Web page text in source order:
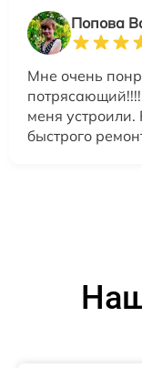
Попова
Мне очень
потрясающий!!!!
меня устроили.
быстрого